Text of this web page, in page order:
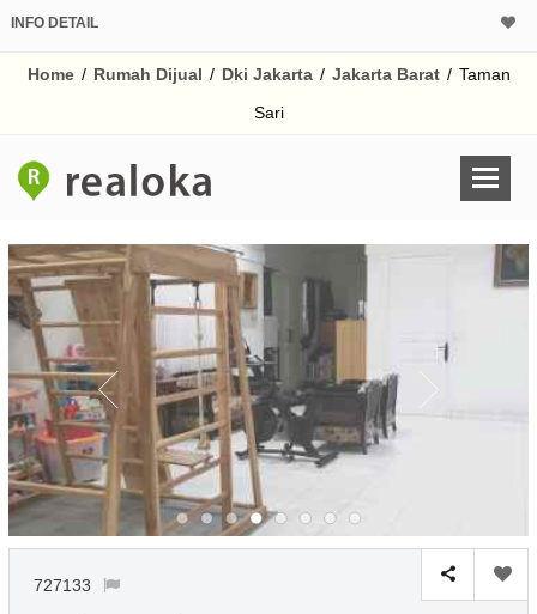
INFO DETAIL
Home / Rumah Dijual / Dki Jakarta / Jakarta Barat / Taman
Sari
727133
Harga Rp
% /th
Untuk hasil simulasi